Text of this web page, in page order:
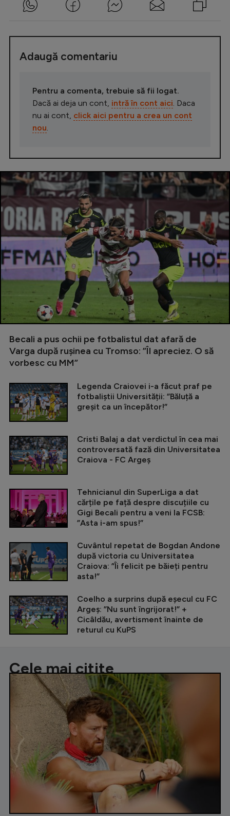
Adaugă comentariu
Pentru a comenta, trebuie să fii logat.
Dacă ai deja un cont, intră în cont aici . Daca
nu ai cont, click aici pentru a crea un cont
nou
Becali a pus ochii pe fotbalistul dat afară de
Varga după rușinea cu Tromso: ”Îl apreciez. O să
vorbesc cu MM”
Legenda Craiovei i-a făcut praf pe
fotbaliștii Universității: ”Băluță a
greșit ca un începător!”
Cristi Balaj a dat verdictul în cea mai
controversată fază din Universitatea
Craiova - FC Argeș
Tehnicianul din SuperLiga a dat
cărțile pe față despre discuțiile cu
Gigi Becali pentru a veni la FCSB:
”Asta i-am spus!”
Cuvântul repetat de Bogdan Andone
după victoria cu Universitatea
Craiova: ”Îi felicit pe băieți pentru
asta!”
Coelho a surprins după eșecul cu FC
Argeș: ”Nu sunt îngrijorat!” +
Cicâldău, avertisment înainte de
returul cu KuPS
Cele mai citite